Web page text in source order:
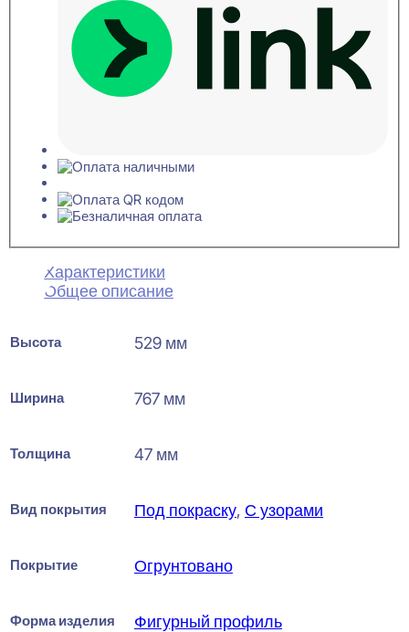
Характеристики
Общее описание
Высота 529 мм
Ширина 767 мм
Толщина 47 мм
Вид покрытия Под покраску, С узорами
Покрытие Огрунтовано
Форма изделия Фигурный профиль